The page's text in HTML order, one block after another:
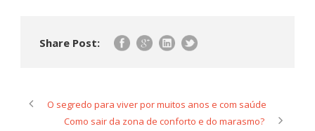
Share Post:
O segredo para viver por muitos anos e com saúde
Como sair da zona de conforto e do marasmo?